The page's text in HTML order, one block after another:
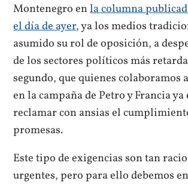
Montenegro enla columna
el día de ayer, ya los medios
asumido su rol de oposición, a
de los sectores políticos más
segundo, que quienes colaboramos
en la campaña de Petro y Francia ya
reclamar con ansias el
promesas.
Este tipo de exigencias son tan
urgentes, pero para ello debemos